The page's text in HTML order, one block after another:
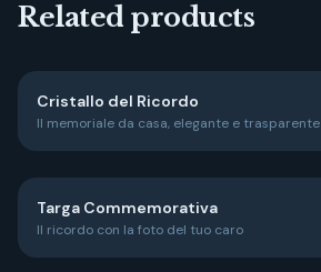
Related products
Cristallo del Ricordo
Il memoriale da casa, elegante e trasparente
Targa Commemorativa
Il ricordo con la foto del tuo caro